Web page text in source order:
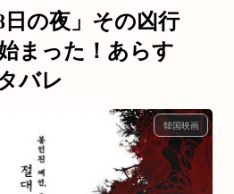
の夜」その凶行
まった！あらす
バレ
韓国映画